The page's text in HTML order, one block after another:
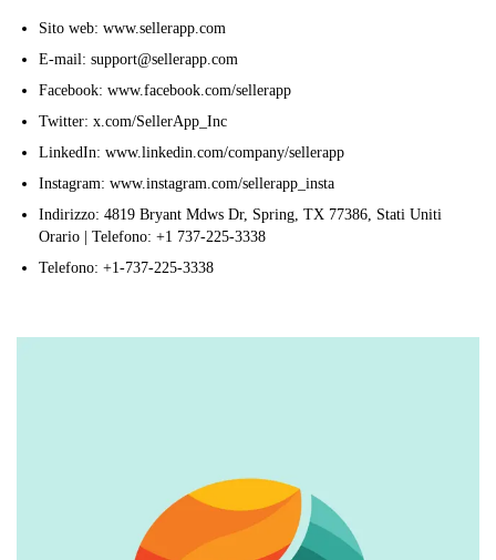
Sito web: www.sellerapp.com
E-mail: support@sellerapp.com
Facebook: www.facebook.com/sellerapp
Twitter: x.com/SellerApp_Inc
LinkedIn: www.linkedin.com/company/sellerapp
Instagram: www.instagram.com/sellerapp_insta
Indirizzo: 4819 Bryant Mdws Dr, Spring, TX 77386, Stati Uniti
Orario | Telefono: +1 737-225-3338
Telefono: +1-737-225-3338